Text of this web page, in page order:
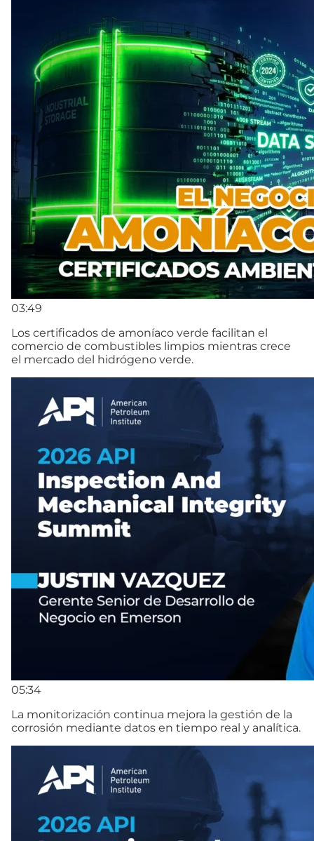
03:49
Los certificados de amoníaco verde facilitan el
comercio de combustibles limpios mientras crece
el mercado del hidrógeno verde.
05:34
La monitorización continua mejora la gestión de la
corrosión mediante datos en tiempo real y analítica.